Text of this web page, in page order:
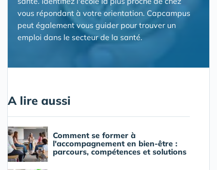
vous répondant à votre orientation. Capcampus
peut également vous guider pour trouver un
emploi dans le secteur de la santé.
A lire aussi
Comment se former à
l'accompagnement en bien-être :
parcours, compétences et solutions